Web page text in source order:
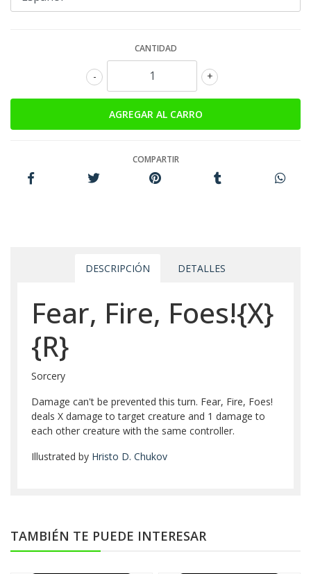
CANTIDAD
+
-
COMPARTIR
DESCRIPCIÓN DETALLES
Fear, Fire, Foes!{X}
{R}
Sorcery
Damage can't be prevented this turn. Fear, Fire, Foes!
deals X damage to target creature and 1 damage to
each other creature with the same controller.
Illustrated by Hristo D. Chukov
TAMBIÉN TE PUEDE INTERESAR